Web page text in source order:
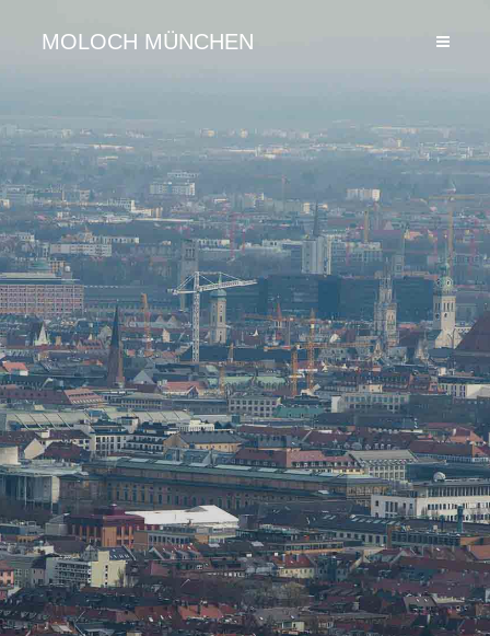
MOLOCH MÜNCHEN